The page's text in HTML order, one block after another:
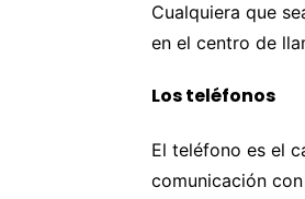
Cualquiera que
en el centro de
Los teléfonos
El teléfono es el
comunicación